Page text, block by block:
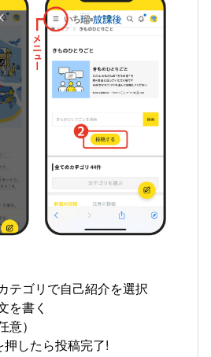
テゴリで自己紹介を選択
を書く
）
したら投稿完了!